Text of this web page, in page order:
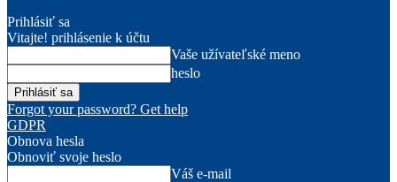
Prihlásiť sa
Vitajte! prihlásenie k účtu
Vaše užívateľské meno
heslo
Forgot your password? Get help
GDPR
Obnova hesla
Obnoviť svoje heslo
Váš e-mail